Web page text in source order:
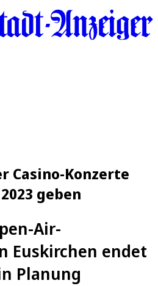
Casino-Konzerte
geben
Air-
Euskirchen endet
Planung